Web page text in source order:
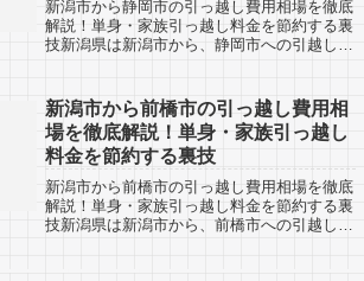
新潟市から静岡市の引っ越し費用相場を徹底
解説！単身・家族引っ越し料金を節約する裏
技新潟県は新潟市から、静岡市への引越し口
静岡市までは約470kmとかなりの長距離...
新潟市から前橋市の引っ越し費用相
場を徹底解説！単身・家族引っ越し
料金を節約する裏技
新潟市から前橋市の引っ越し費用相場を徹底
解説！単身・家族引っ越し料金を節約する裏
技新潟県は新潟市から、前橋市への引越し口